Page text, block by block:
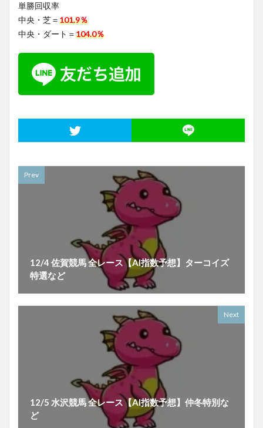
単勝回収率
中央・芝＝101.9％
中央・ダート＝104.0％
Prev
12/4 佐賀競馬 全レース【AI指数予想】ターコイズ
特選など
Next
12/5 水沢競馬 全レース【AI指数予想】仲冬特別な
ど